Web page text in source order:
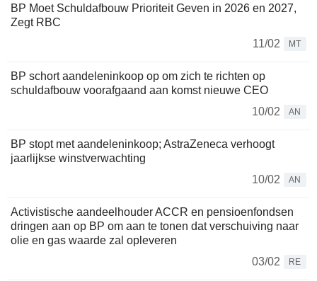
BP Moet Schuldafbouw Prioriteit Geven in 2026 en 2027,
Zegt RBC
11/02
MT
BP schort aandeleninkoop op om zich te richten op
schuldafbouw voorafgaand aan komst nieuwe CEO
10/02
AN
BP stopt met aandeleninkoop; AstraZeneca verhoogt
jaarlijkse winstverwachting
10/02
AN
Activistische aandeelhouder ACCR en pensioenfondsen
dringen aan op BP om aan te tonen dat verschuiving naar
olie en gas waarde zal opleveren
03/02
RE